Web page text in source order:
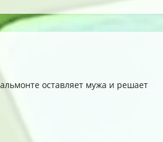
оставляет мужа и решает